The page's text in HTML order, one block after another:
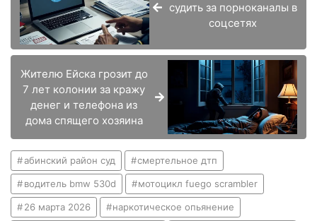
судить за порноканалы в
соцсетях
Жителю Ейска грозит до
7 лет колонии за кражу
денег и телефона из
дома спящего хозяина
абинский район суд смертельное дтп
водитель bmw 530d мотоцикл fuego scrambler
26 марта 2026 наркотическое опьянение